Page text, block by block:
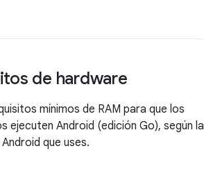
de hardware
mínimos de RAM para que los
ejecuten Android (edición Go), según la
que uses.